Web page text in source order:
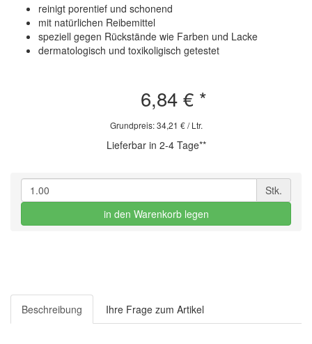
reinigt porentief und schonend
mit natürlichen Reibemittel
speziell gegen Rückstände wie Farben und Lacke
dermatologisch und toxikoligisch getestet
6,84 €*
Grundpreis: 34,21 € / Ltr.
Lieferbar in 2-4 Tage**
Stk.
in den Warenkorb legen
Beschreibung Ihre Frage zum Artikel